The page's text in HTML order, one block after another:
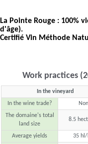
La Pointe Rouge : 100%
d'âge).
Certifié Vin Méthode
Work practices
In the vineyard
In the wine trade?
Non
The domaine's total
land size
8.5
Average yields 35 hl/